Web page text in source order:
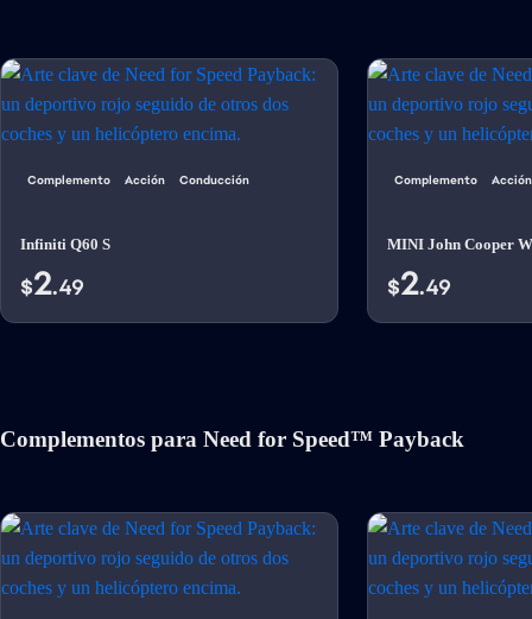
Complemento Acción Conducción
Infiniti Q60 S
$2.49
Complemento Acción
MINI John Cooper
$2.49
Complementos para Need for Speed™ Payback